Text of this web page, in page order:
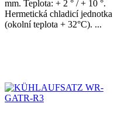
mm. Teplota: + 2 ° / + 10 °.
Hermetická chladicí jednotka
(okolní teplota + 32°C).